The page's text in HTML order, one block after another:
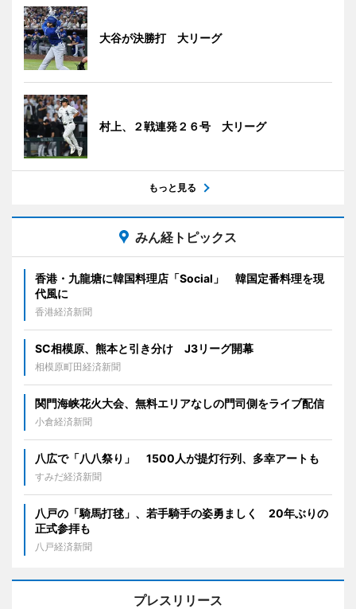
大谷が決勝打 大リーグ
村上、２戦連発２６号 大リーグ
もっと見る
みん経トピックス
香港・九龍塘に韓国料理店「Social」 韓国定番料理を現
代風に
香港経済新聞
SC相模原、熊本と引き分け J3リーグ開幕
相模原町田経済新聞
関門海峡花火大会、無料エリアなしの門司側をライブ配信
小倉経済新聞
八広で「八八祭り」 1500人が提灯行列、多幸アートも
すみだ経済新聞
八戸の「騎馬打毬」、若手騎手の姿勇ましく 20年ぶりの
正式参拝も
八戸経済新聞
プレスリリース